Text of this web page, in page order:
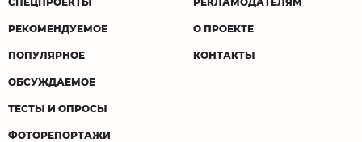
РЕКОМЕНДУЕМОЕ
ПОПУЛЯРНОЕ
ОБСУЖДАЕМОЕ
ТЕСТЫ И ОПРОСЫ
ФОТОРЕПОРТАЖИ
О ПРОЕКТЕ
КОНТАКТЫ